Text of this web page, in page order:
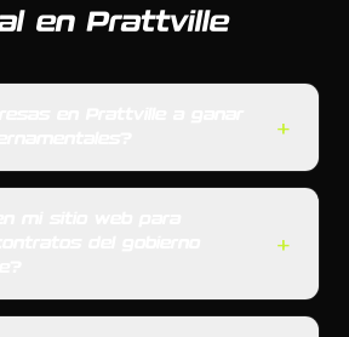
en Prattville
+
+